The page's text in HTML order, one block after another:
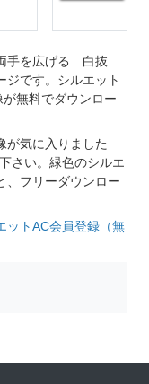
手を広げる 白抜
ジです。シルエット
無料でダウンロー
が気に入りました
さい。緑色のシルエ
、フリーダウンロー
ットAC会員登録（無